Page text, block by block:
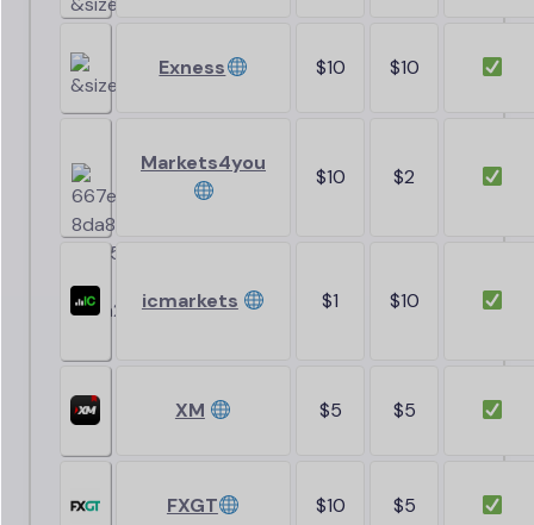
Exness $10 $10
Markets4you
$10 $2
icmarkets $1 $10
XM $5 $5
FXGT $10 $5